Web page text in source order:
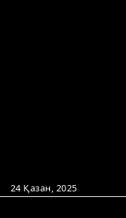
24 Қазан, 2025